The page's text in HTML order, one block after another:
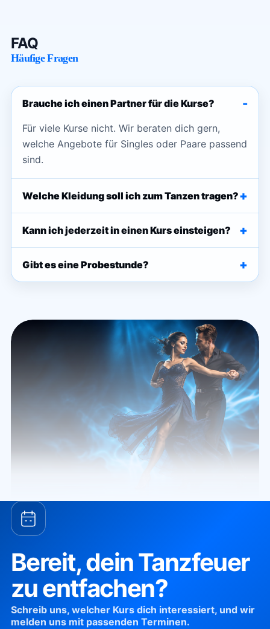
FAQ
Häufige Fragen
Brauche ich einen Partner für die Kurse? -
Für viele Kurse nicht. Wir beraten dich gern,
welche Angebote für Singles oder Paare passend
sind.
Welche Kleidung soll ich zum Tanzen tragen?+
Kann ich jederzeit in einen Kurs einsteigen? +
Gibt es eine Probestunde? +
Bereit, dein Tanzfeuer
zu entfachen?
Schreib uns, welcher Kurs dich interessiert, und wir
melden uns mit passenden Terminen.